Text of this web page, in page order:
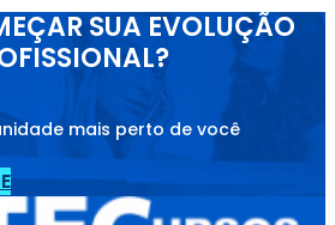
SUA EVOLUÇÃO
mais perto de você